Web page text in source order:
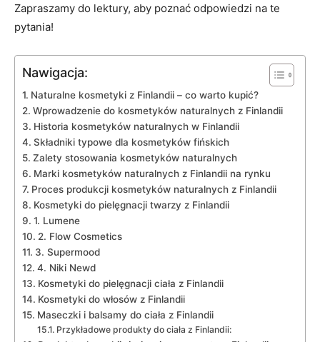
Zapraszamy do lektury, aby poznać ‌odpowiedzi na te
pytania!
Nawigacja:
Naturalne kosmetyki z Finlandii⁣ – co warto kupić?
Wprowadzenie do kosmetyków naturalnych⁢ z Finlandii
Historia kosmetyków naturalnych w Finlandii
Składniki typowe dla kosmetyków fińskich
Zalety stosowania kosmetyków naturalnych
Marki kosmetyków naturalnych z Finlandii na⁤ rynku
Proces produkcji kosmetyków naturalnych ‍z ⁣Finlandii
Kosmetyki do pielęgnacji ⁢twarzy z Finlandii
1. Lumene
2. Flow Cosmetics
3. Supermood
4. Niki Newd
Kosmetyki do pielęgnacji ciała z​ Finlandii
Kosmetyki​ do​ włosów z‍ Finlandii
Maseczki i balsamy⁤ do ciała z Finlandii
Przykładowe ​produkty ​do ciała⁣ z Finlandii: